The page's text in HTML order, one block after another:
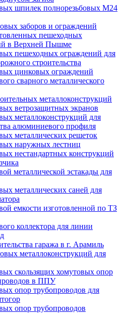
шпилек полнорезьбовых М24
заборов и ограждений
пешеходных
в Верхней Пышме
пешеходных ограждений для
строительства
цинковых ограждений
сварного металлического
металлоконструкций
ветрозащитных экранов
металлоконструкций для
алюминиевого профиля
металлических решеток
наружных лестниц
нестандартных конструкций
металлической эстакады для
металлических саней для
емкости изготовленной по ТЗ
коллектора для линии
гаража в г. Арамиль
металлоконструкций для
скользящих хомутовых опор
в ППУ
опор трубопроводов для
опор трубопроводов